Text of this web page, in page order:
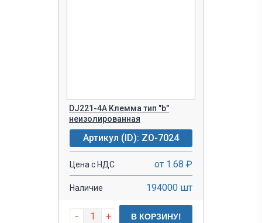
DJ221-4A Клемма тип "b"
неизолированная
Артикул (ID): ZO-7024
Цена с НДС от 1.68 ₽
Наличие 194000 шт
- + В КОРЗИНУ!